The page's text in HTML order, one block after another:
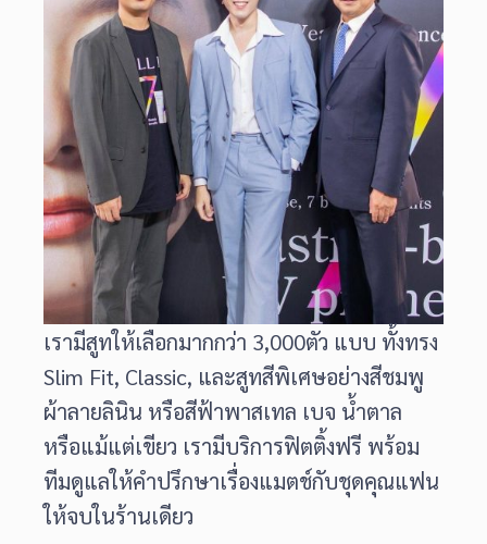
เรามีสูทให้เลือกมากกว่า 3,000ตัว แบบ ทั้งทรง
Slim Fit, Classic, และสูทสีพิเศษอย่างสีชมพู
ผ้าลายลินิน หรือสีฟ้าพาสเทล เบจ น้ำตาล
หรือแม้แต่เขียว เรามีบริการฟิตติ้งฟรี พร้อม
ทีมดูแลให้คำปรึกษาเรื่องแมตช์กับชุดคุณแฟน
ให้จบในร้านเดียว